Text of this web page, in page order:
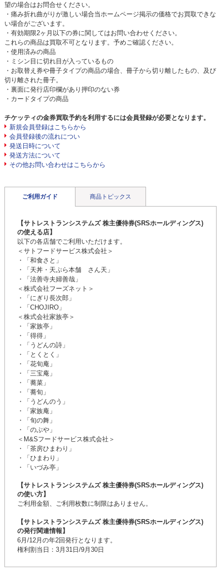
望の場合はお問合せください。
・痛み折れ曲がりが激しい場合当ホームページ掲示の価格でお買取できな
い場合がございます。
・有効期限2ヶ月以下の券に関してはお問い合わせください。
これらの商品は買取不可となります。予めご確認ください。
・使用済みの商品
・ミシン目に切れ目が入っているもの
・お取替え券や冊子タイプの商品の場合、冊子から切り離したもの、及び
切り離された冊子。
・裏面に発行店印欄があり押印のない券
・カードタイプの商品
チケッティの金券買取予約を利用するには会員登録が必要となります。
新規会員登録はこちらから
会員登録後の流れについ
発送日時について
発送方法について
その他お問い合わせはこちらから
ご利用ガイド 商品トピックス
【サトレストランシステムズ 株主優待券(SRSホールディングス)
の使える店】
以下の各店舗でご利用いただけます。
＜サトフードサービス株式会社＞
・「和食さと」
・「天丼・天ぷら本舗 さん天」
・「法善寺夫婦善哉」
＜株式会社フーズネット＞
・「にぎり長次郎」
・「CHOJIRO」
＜株式会社家族亭＞
・「家族亭」
・「得得」
・「うどんの詩」
・「とくとく」
・「花旬庵」
・「三宝庵」
・「蕎菜」
・「蕎旬」
・「うどんのう」
・「家族庵」
・「旬の舞」
・「のぶや」
＜M&Sフードサービス株式会社＞
・「茶房ひまわり」
・「ひまわり」
・「いづみ亭」
【サトレストランシステムズ 株主優待券(SRSホールディングス)
の使い方】
ご利用金額、ご利用枚数に制限はありません。
【サトレストランシステムズ 株主優待券(SRSホールディングス)
の発行関連情報】
6月/12月の年2回発行となります。
権利割当日：3月31日/9月30日